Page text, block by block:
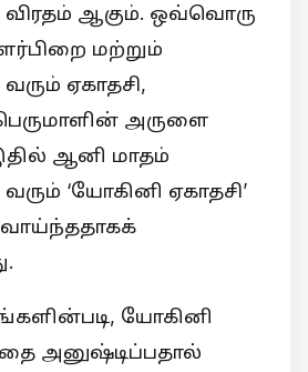
ஆகும். ஒவ்வொரு
மற்றும்
ஏகாதசி,
அருளை
ஆனி மாதம்
‘யோகினி ஏகாதசி’
வாய்ந்ததாகக்
யோகினி
அனுஷ்டிப்பதால்